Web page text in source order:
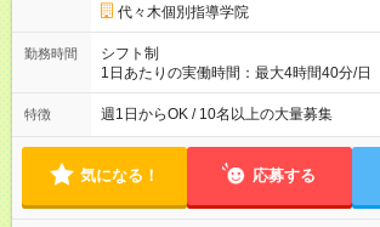
代々木個別指導学院
勤務時間
シフト制
1日あたりの実働時間：最大4時間40分/日
～18：20 (2)18：40～20：00 (3)20：10～21：30
コマからの勤務もＯＫ！ ＊残業なし！22
トは相談して決めますのでご安心ください
特徴 週1日からOK / 10名以上の大量募集
気になる！ 応募する